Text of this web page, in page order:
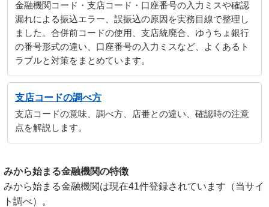
金融機関コード・支店コード・口座番号の入力ミスや確認
漏れによる振込エラー、誤振込の原因を実務目線で整理し
ました。合併前コードの使用、支店統廃合、ゆうちょ銀行
の番号形式の違い、口座番号の入力ミスなど、よくあるト
ラブルと対策をまとめています。
支店コードの調べ方
支店コードの意味、調べ方、店番との違い、確認時の注意
点を解説します。
みから始まる金融機関の特徴
みから始まる金融機関は現在41件登録されています（当サイ
ト調べ）。